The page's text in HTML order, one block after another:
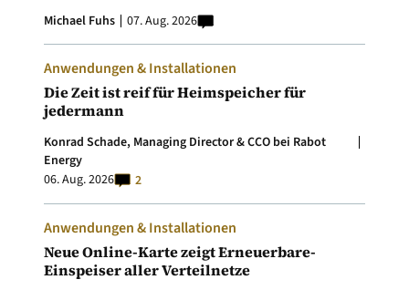
Michael Fuhs 07. Aug. 2026
Anwendungen & Installationen
Die Zeit ist reif für Heimspeicher für
jedermann
Konrad Schade, Managing Director & CCO bei Rabot
Energy
06. Aug. 2026
2
Anwendungen & Installationen
Neue Online-Karte zeigt Erneuerbare-
Einspeiser aller Verteilnetze